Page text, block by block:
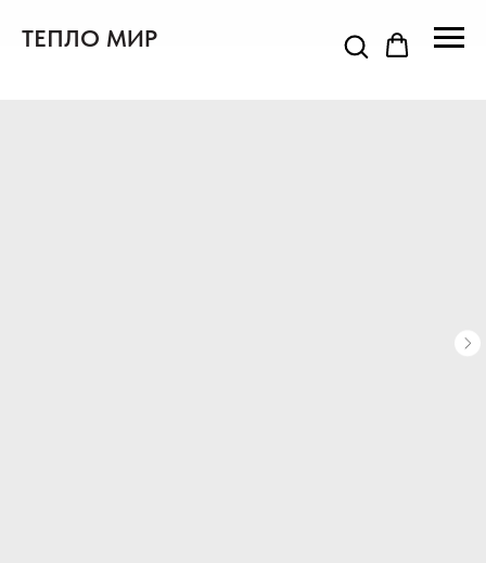
ТЕПЛО МИР